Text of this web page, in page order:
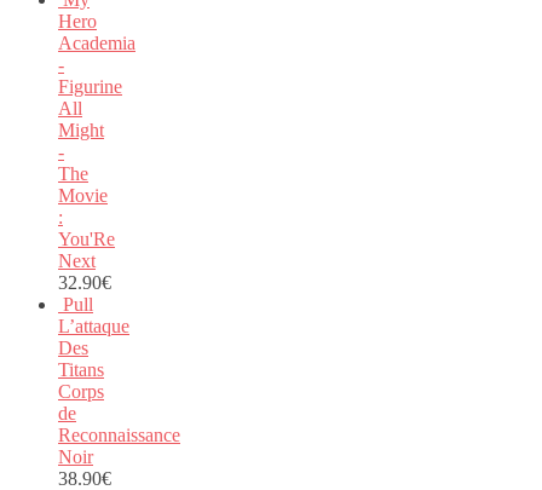
Hero
Academia
-
Figurine
All
Might
-
The
Movie
:
You'Re
Next
32.90€
Pull
L’attaque
Des
Titans
Corps
de
Reconnaissance
Noir
38.90€